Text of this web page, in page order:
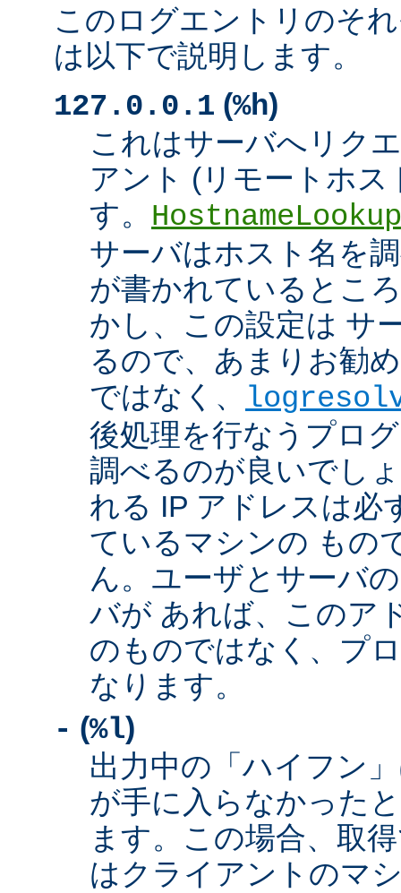
このログエントリのそ
は以下で説明します。
127.0.0.1 (%h)
これはサーバへリク
アント (リモートホ
す。
サーバはホスト名を
が書かれているとこ
かし、この設定は サ
るので、あまりお勧
ではなく、
後処理を行なうプロ
調べるのが良いでし
れる IP アドレスは必
ているマシンの もの
ん。ユーザとサーバ
バが あれば、このア
のものではなく、プ
なります。
- (%l)
出力中の「ハイフン
が手に入らなかった
ます。この場合、取
はクライアントのマ